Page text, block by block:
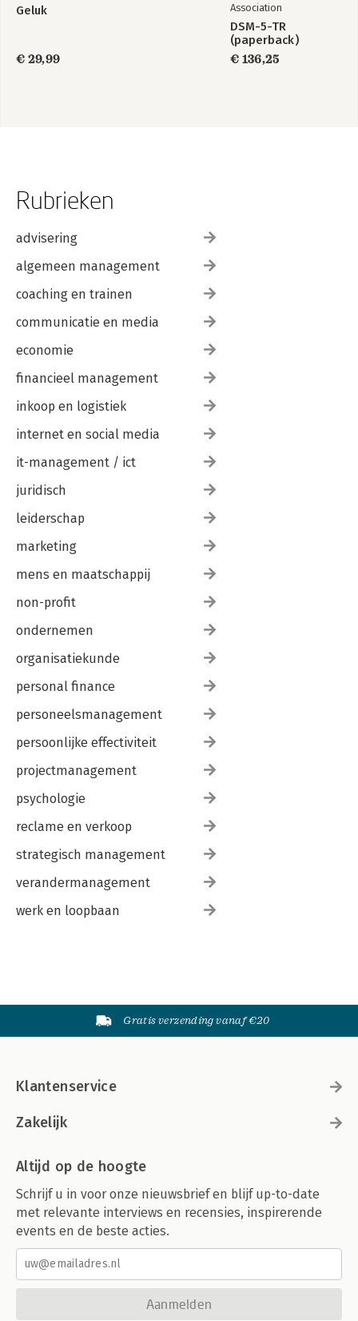
Geluk
€ 29,99
Association
DSM-5-TR
(paperback)
€ 136,25
Rubrieken
advisering
algemeen management
coaching en trainen
communicatie en media
economie
financieel management
inkoop en logistiek
internet en social media
it-management / ict
juridisch
leiderschap
marketing
mens en maatschappij
non-profit
ondernemen
organisatiekunde
personal finance
personeelsmanagement
persoonlijke effectiviteit
projectmanagement
psychologie
reclame en verkoop
strategisch management
verandermanagement
werk en loopbaan
Gratis verzending vanaf €20
Klantenservice
Zakelijk
Altijd op de hoogte
Schrijf u in voor onze nieuwsbrief en blijf up-to-date
met relevante interviews en recensies, inspirerende
events en de beste acties.
Aanmelden